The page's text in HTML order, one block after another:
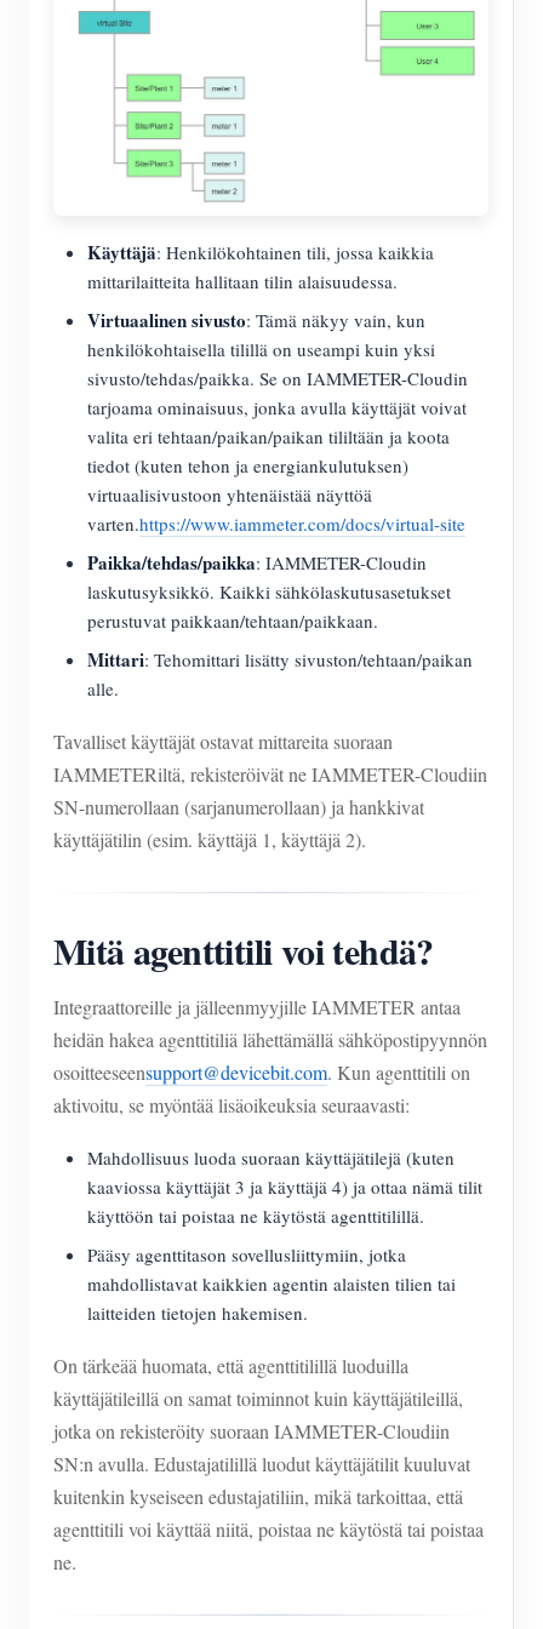
Käyttäjä: Henkilökohtainen tili, jossa kaikkia
mittarilaitteita hallitaan tilin alaisuudessa.
Virtuaalinen sivusto: Tämä näkyy vain, kun
henkilökohtaisella tilillä on useampi kuin yksi
sivusto/tehdas/paikka. Se on IAMMETER-Cloudin
tarjoama ominaisuus, jonka avulla käyttäjät voivat
valita eri tehtaan/paikan/paikan tililtään ja koota
tiedot (kuten tehon ja energiankulutuksen)
virtuaalisivustoon yhtenäistää näyttöä
varten.https://www.iammeter.com/docs/virtual-site
Paikka/tehdas/paikka: IAMMETER-Cloudin
laskutusyksikkö. Kaikki sähkölaskutusasetukset
perustuvat paikkaan/tehtaan/paikkaan.
Mittari: Tehomittari lisätty sivuston/tehtaan/paikan
alle.
Tavalliset käyttäjät ostavat mittareita suoraan
IAMMETERiltä, rekisteröivät ne IAMMETER-Cloudiin
SN-numerollaan (sarjanumerollaan) ja hankkivat
käyttäjätilin (esim. käyttäjä 1, käyttäjä 2).
Mitä agenttitili voi tehdä?
Integraattoreille ja jälleenmyyjille IAMMETER antaa
heidän hakea agenttitiliä lähettämällä sähköpostipyynnön
osoitteeseensupport@devicebit.com. Kun agenttitili on
aktivoitu, se myöntää lisäoikeuksia seuraavasti:
Mahdollisuus luoda suoraan käyttäjätilejä (kuten
kaaviossa käyttäjät 3 ja käyttäjä 4) ja ottaa nämä tilit
käyttöön tai poistaa ne käytöstä agenttitilillä.
Pääsy agenttitason sovellusliittymiin, jotka
mahdollistavat kaikkien agentin alaisten tilien tai
laitteiden tietojen hakemisen.
On tärkeää huomata, että agenttitilillä luoduilla
käyttäjätileillä on samat toiminnot kuin käyttäjätileillä,
jotka on rekisteröity suoraan IAMMETER-Cloudiin
SN:n avulla. Edustajatilillä luodut käyttäjätilit kuuluvat
kuitenkin kyseiseen edustajatiliin, mikä tarkoittaa, että
agenttitili voi käyttää niitä, poistaa ne käytöstä tai poistaa
ne.